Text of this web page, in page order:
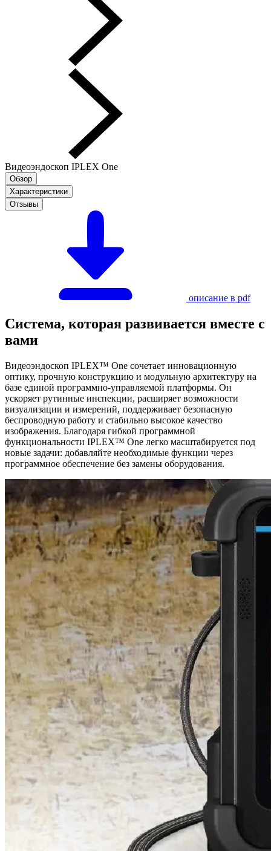
Видеоэндоскоп IPLEX One
Обзор
Характеристики
Отзывы
описание в pdf
Система, которая развивается вместе с
вами
Видеоэндоскоп IPLEX™ One сочетает инновационную
оптику, прочную конструкцию и модульную архитектуру на
базе единой программно-управляемой платформы. Он
ускоряет рутинные инспекции, расширяет возможности
визуализации и измерений, поддерживает безопасную
беспроводную работу и стабильно высокое качество
изображения. Благодаря гибкой программной
функциональности IPLEX™ One легко масштабируется под
новые задачи: добавляйте необходимые функции через
программное обеспечение без замены оборудования.